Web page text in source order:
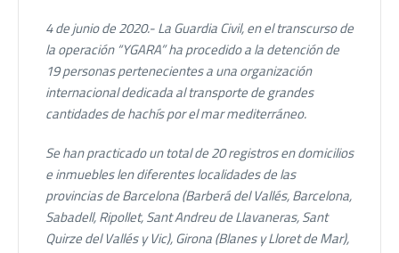
4 de junio de 2020.-La Guardia Civil, en el transcurso de
la operación “YGARA” ha procedido a la detención de
19 personas pertenecientes a una organización
internacional dedicada al transporte de grandes
cantidades de hachís por el mar mediterráneo.
Se han practicado un total de 20 registros en domicilios
e inmuebles len diferentes localidades de las
provincias de Barcelona (Barberá del Vallés, Barcelona,
Sabadell, Ripollet, Sant Andreu de Llavaneras, Sant
Quirze del Vallés y Vic), Girona (Blanes y Lloret de Mar),